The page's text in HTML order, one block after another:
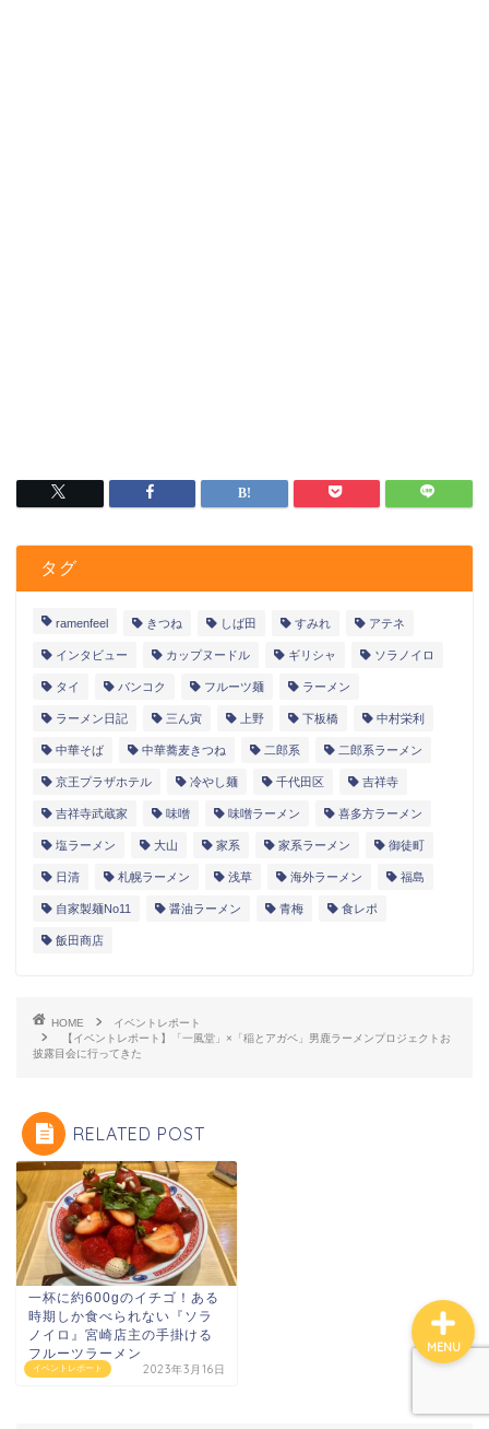
タグ
ramenfeel きつね しば田 すみれ アテネ
インタビュー カップヌードル ギリシャ ソラノイロ
タイ バンコク フルーツ麺 ラーメン
ラーメン日記 三ん寅 上野 下板橋 中村栄利
中華そば 中華蕎麦きつね 二郎系 二郎系ラーメン
京王プラザホテル 冷やし麺 千代田区 吉祥寺
吉祥寺武蔵家 味噌 味噌ラーメン 喜多方ラーメン
塩ラーメン 大山 家系 家系ラーメン 御徒町
日清 札幌ラーメン 浅草 海外ラーメン 福島
自家製麺No11 醤油ラーメン 青梅 食レポ
飯田商店
HOME
イベントレポート
【イベントレポート】「一風堂」×「稲とアガベ」男鹿ラーメンプロジェクトお
披露目会に行ってきた
RELATED POST
イベントレポート
一杯に約600gのイチゴ！ある
時期しか食べられない『ソラ
ノイロ』宮崎店主の手掛ける
フルーツラーメン
2023年3月16日
MENU